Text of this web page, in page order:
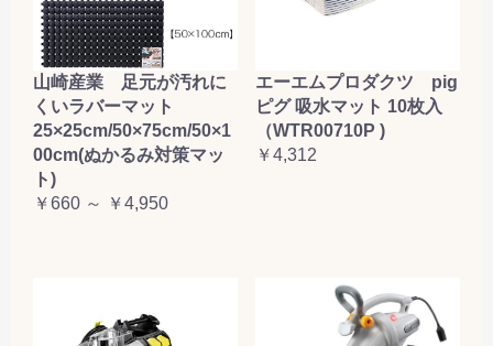
山崎産業 足元が汚れに
くいラバーマット
25×25cm/50×75cm/50×1
00cm(ぬかるみ対策マッ
ト)
￥660 ～ ￥4,950
エーエムプロダクツ pig
ピグ 吸水マット 10枚入
（WTR00710P )
￥4,312